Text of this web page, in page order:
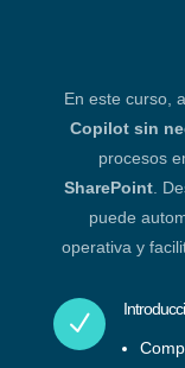
En este curso,
Copilot sin
procesos
SharePoint.
puede
operativa y
N